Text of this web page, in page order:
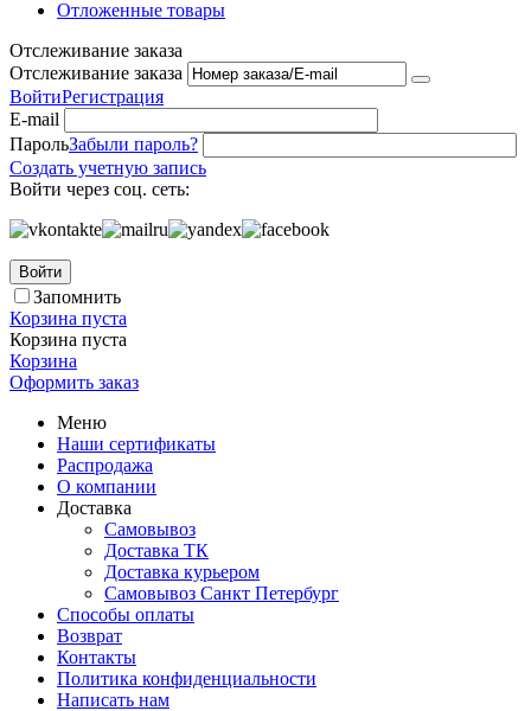
Отложенные товары
Отслеживание заказа
Отслеживание заказа
ВойтиРегистрация
E-mail
ПарольЗабыли пароль?
Создать учетную запись
Войти через соц. сеть:
Войти
Запомнить
Корзина пуста
Корзина пуста
Корзина
Оформить заказ
Меню
Наши сертификаты
Распродажа
О компании
Доставка
Самовывоз
Доставка ТК
Доставка курьером
Самовывоз Санкт Петербург
Способы оплаты
Возврат
Контакты
Политика конфиденциальности
Написать нам